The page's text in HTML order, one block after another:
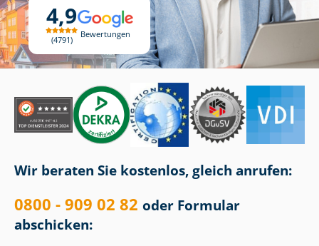
4,9
4791
Bewertungen
Wir beraten Sie kostenlos, gleich anrufen:
0800 - 909 02 82 oder Formular
abschicken: